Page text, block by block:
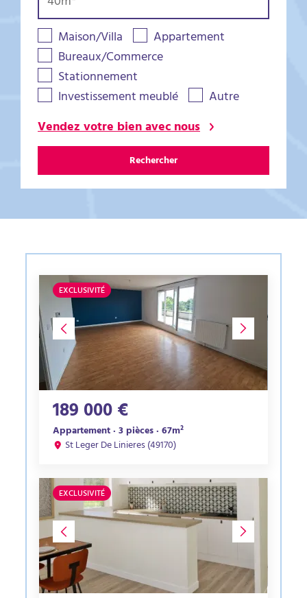
Maison/Villa
Appartement
Bureaux/Commerce
Stationnement
Investissement meublé
Autre
Vendez votre bien avec nous
Rechercher
EXCLUSIVITÉ
189 000 €
Appartement · 3 pièces · 67m²
St Leger De Linieres (49170)
EXCLUSIVITÉ